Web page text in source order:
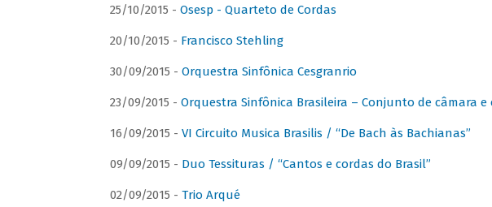
25/10/2015 - Osesp - Quarteto de Cordas
20/10/2015 - Francisco Stehling
30/09/2015 - Orquestra Sinfônica Cesgranrio
23/09/2015 - Orquestra Sinfônica Brasileira – Conjunto de câmara
16/09/2015 - VI Circuito Musica Brasilis / “De Bach às Bachianas”
09/09/2015 - Duo Tessituras / “Cantos e cordas do Brasil”
02/09/2015 - Trio Arqué